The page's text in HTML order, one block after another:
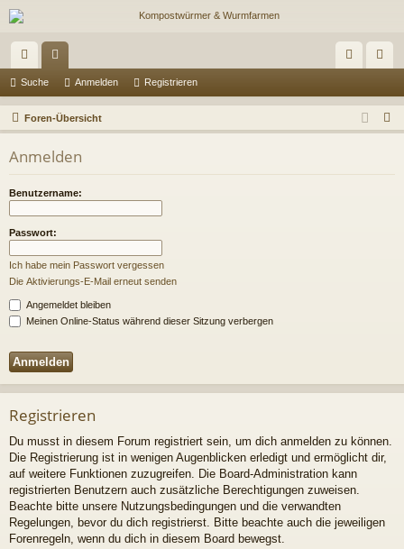
ch
ne
llz
ug
riff
en m
el
ist
rie
Suche Anmelden Registrieren
Foren-Übersicht
u
Anmelden
Benutzername:
Passwort:
Ich habe mein Passwort vergessen
Die Aktivierungs-E-Mail erneut senden
Angemeldet bleiben
Meinen Online-Status während dieser Sitzung verbergen
Registrieren
Du musst in diesem Forum registriert sein, um dich anmelden zu können.
Die Registrierung ist in wenigen Augenblicken erledigt und ermöglicht dir,
auf weitere Funktionen zuzugreifen. Die Board-Administration kann
registrierten Benutzern auch zusätzliche Berechtigungen zuweisen.
Beachte bitte unsere Nutzungsbedingungen und die verwandten
Regelungen, bevor du dich registrierst. Bitte beachte auch die jeweiligen
Forenregeln, wenn du dich in diesem Board bewegst.